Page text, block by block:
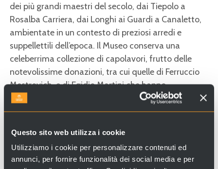
Questo sito web utilizza i cookie
Utilizziamo i cookie per personalizzare contenuti ed
annunci, per fornire funzionalità dei social media e per
dei più grandi maestri del secolo, dai Tiepolo a
Rosalba Carriera, dai Longhi ai Guardi a Canaletto,
ambientate in un contesto di preziosi arredi e
suppellettili dell’epoca. Il Museo conserva una
celeberrima collezione di capolavori, frutto delle
notevolissime donazioni, tra cui quelle di Ferruccio
Mestrovich, e di Egidio Martini che hanno
recentemente arricchito il museo di circa 300 opere
dei maggiori protagonisti della pittura veneta. Al
Egidio Martini, che conserva opere di Cima da
Conegliano, Alvise Vivarini, Bonifacio de’ Pitati,
Tintoretto, Sebastiano e Marco Ricci.